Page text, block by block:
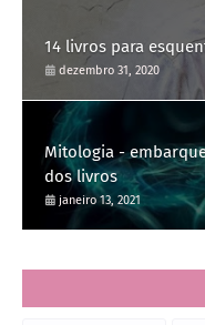
14 livros para
dezembro 31, 2020
Mitologia -
dos livros
janeiro 13, 2021